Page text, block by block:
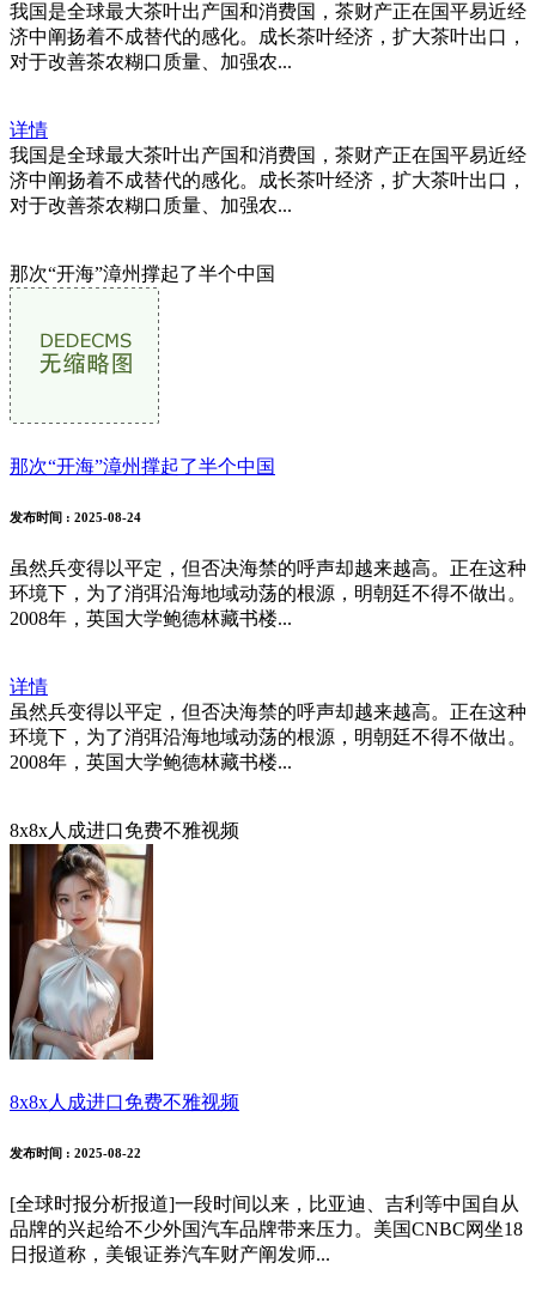
我国是全球最大茶叶出产国和消费国，茶财产正在国平易近经
济中阐扬着不成替代的感化。成长茶叶经济，扩大茶叶出口，
对于改善茶农糊口质量、加强农...
详情
我国是全球最大茶叶出产国和消费国，茶财产正在国平易近经
济中阐扬着不成替代的感化。成长茶叶经济，扩大茶叶出口，
对于改善茶农糊口质量、加强农...
那次“开海”漳州撑起了半个中国
那次“开海”漳州撑起了半个中国
发布时间 : 2025-08-24
虽然兵变得以平定，但否决海禁的呼声却越来越高。正在这种
环境下，为了消弭沿海地域动荡的根源，明朝廷不得不做出。
2008年，英国大学鲍德林藏书楼...
详情
虽然兵变得以平定，但否决海禁的呼声却越来越高。正在这种
环境下，为了消弭沿海地域动荡的根源，明朝廷不得不做出。
2008年，英国大学鲍德林藏书楼...
8x8x人成进口免费不雅视频
8x8x人成进口免费不雅视频
发布时间 : 2025-08-22
[全球时报分析报道]一段时间以来，比亚迪、吉利等中国自从
品牌的兴起给不少外国汽车品牌带来压力。美国CNBC网坐18
日报道称，美银证券汽车财产阐发师...